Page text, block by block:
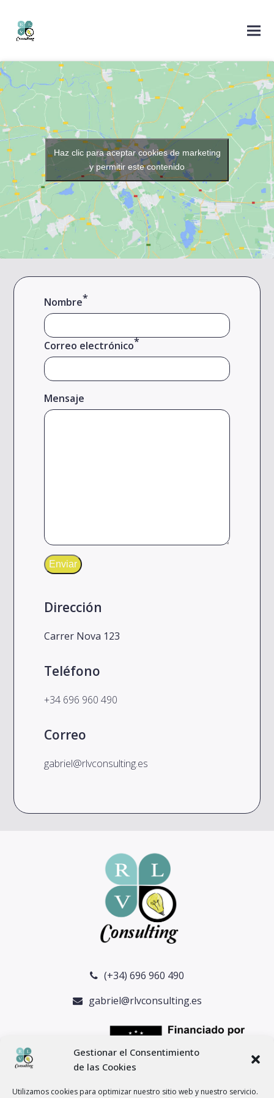
Gestionar el Consentimiento
de las Cookies
Utilizamos cookies para optimizar nuestro sitio web y nuestro servicio.
Haz clic para aceptar cookies de marketing
y permitir este contenido
Nombre*
Correo electrónico*
Mensaje
Enviar
Dirección
Carrer Nova 123
Teléfono
+34 696 960 490
Correo
gabriel@rlvconsulting.es
(+34) 696 960 490
gabriel@rlvconsulting.es